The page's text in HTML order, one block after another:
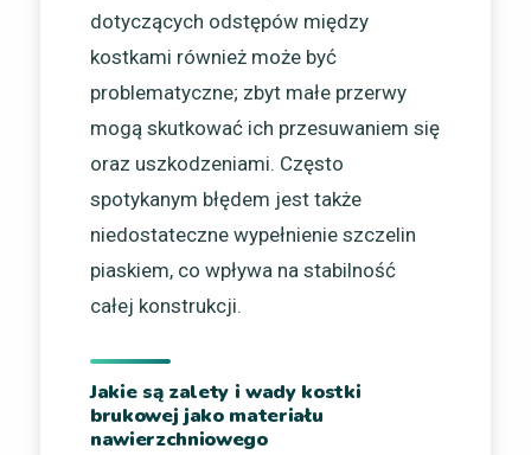
dotyczących odstępów między
kostkami również może być
problematyczne; zbyt małe przerwy
mogą skutkować ich przesuwaniem się
oraz uszkodzeniami. Często
spotykanym błędem jest także
niedostateczne wypełnienie szczelin
piaskiem, co wpływa na stabilność
całej konstrukcji.
Jakie są zalety i wady kostki
brukowej jako materiału
nawierzchniowego